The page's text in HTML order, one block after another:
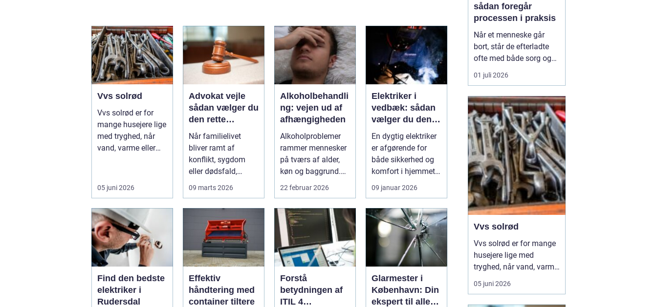
Vvs solrød
Vvs solrød er for
mange husejere lige
med tryghed, når
vand, varme eller
05 juni 2026
Advokat vejle
sådan vælger du
den rette
familieretsadvok
at
Når familielivet
bliver ramt af
konflikt, sygdom
eller dødsfald,
09 marts 2026
Alkoholbehandli
ng: vejen ud af
afhængigheden
Alkoholproblemer
rammer mennesker
på tværs af alder,
køn og baggrund.
For mange s...
22 februar 2026
Elektriker i
vedbæk: sådan
vælger du den
rette fagmand til
opgaven
En dygtig elektriker
er afgørende for
både sikkerhed og
komfort i hjemmet. I
et område som
Vedbæk, h...
09 januar 2026
Find den bedste
elektriker i
Rudersdal
Effektiv
håndtering med
container tiltere
Forstå
betydningen af
ITIL 4
Glarmester i
København: Din
ekspert til alle
sådan foregår
processen i praksis
Når et menneske går
bort, står de efterladte
ofte med både sorg og
en lang række praktiske
opgaver. En af de mest
afvikle boligen. Herkan
opkøb af dødsbo være...
01 juli 2026
Vvs solrød
Vvs solrød er for mange
husejere lige med
tryghed, når vand, varme
eller kloak pludselig
driller. Området har en
05 juni 2026